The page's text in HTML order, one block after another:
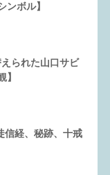
ボル】
られた山口サビ
信経、秘跡、十戒